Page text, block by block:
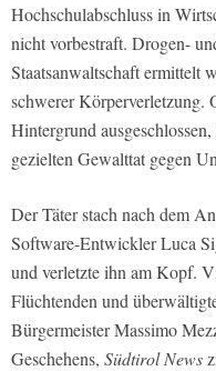
Hochschulabschluss in
nicht vorbestraft. Drogen-
Staatsanwaltschaft ermittelt
schwerer
Hintergrund
gezielten Gewalttat gegen
Der Täter stach nach dem
Software-Entwickler Luca
und verletzte ihn am Kopf.
Flüchtenden und
Bürgermeister Massimo
Geschehens, Südtirol News